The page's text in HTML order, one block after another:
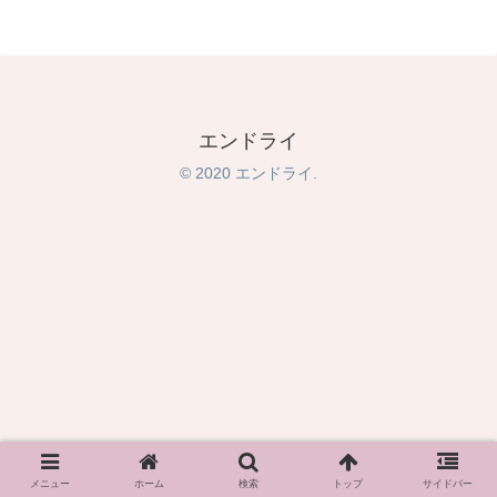
エンドライ
© 2020 エンドライ.
メニュー ホーム 検索 トップ サイドバー